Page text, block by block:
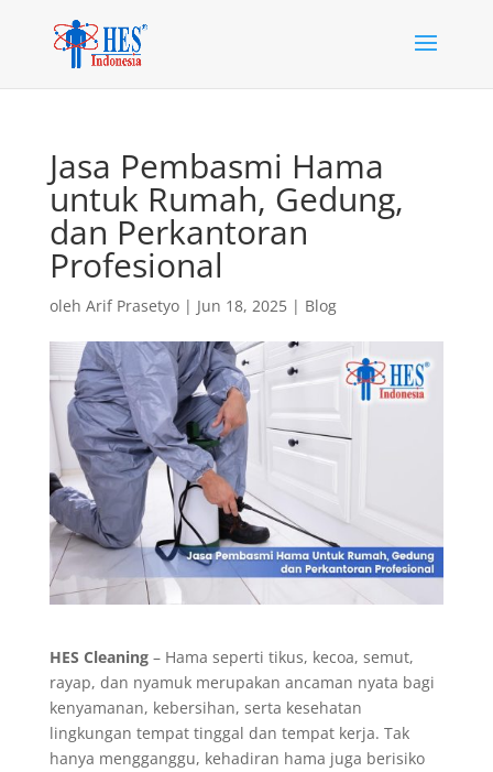
Jasa Pembasmi Hama
untuk Rumah, Gedung,
dan Perkantoran
Profesional
oleh Arif Prasetyo| Jun 18, 2025| Blog
HES Cleaning– Hama seperti tikus, kecoa, semut,
rayap, dan nyamuk merupakan ancaman nyata bagi
kenyamanan, kebersihan, serta kesehatan
lingkungan tempat tinggal dan tempat kerja. Tak
hanya mengganggu, kehadiran hama juga berisiko